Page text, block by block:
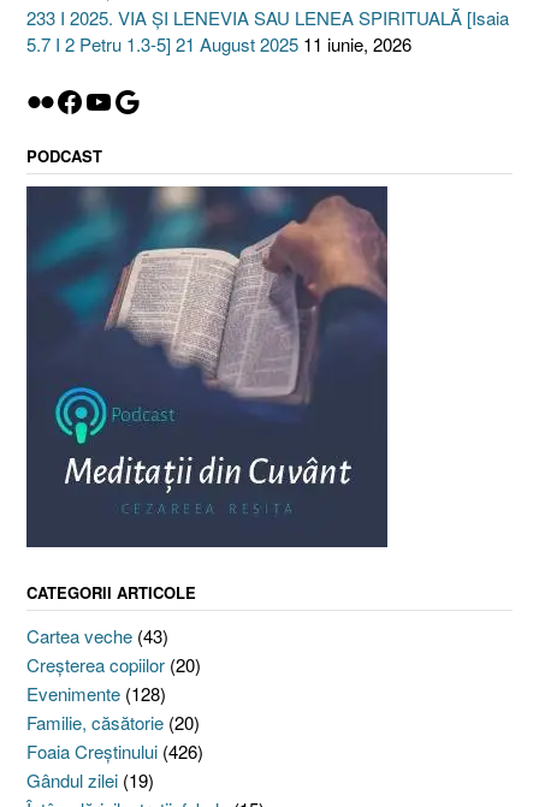
233 I 2025. VIA ȘI LENEVIA SAU LENEA SPIRITUALĂ [Isaia
5.7 I 2 Petru 1.3-5] 21 August 2025 11 iunie, 2026
Flickr
Facebook
YouTube
Google
PODCAST
CATEGORII ARTICOLE
Cartea veche (43)
Creşterea copiilor (20)
Evenimente (128)
Familie, căsătorie (20)
Foaia Creştinului (426)
Gândul zilei (19)